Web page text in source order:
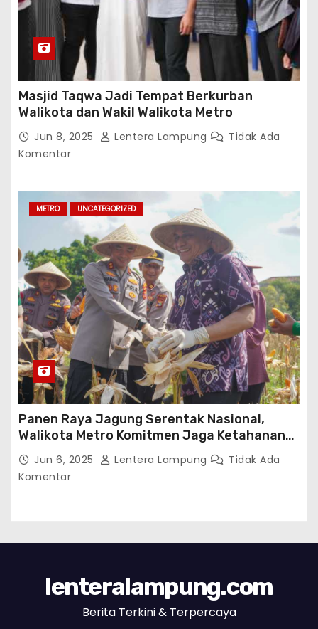
Masjid Taqwa Jadi Tempat Berkurban
Walikota dan Wakil Walikota Metro
Jun 8, 2025 Lentera Lampung
Tidak Ada
Komentar
METRO UNCATEGORIZED
Panen Raya Jagung Serentak Nasional,
Walikota Metro Komitmen Jaga Ketahanan
Pangan
Jun 6, 2025 Lentera Lampung
Tidak Ada
Komentar
lenteralampung.com
Berita Terkini & Terpercaya